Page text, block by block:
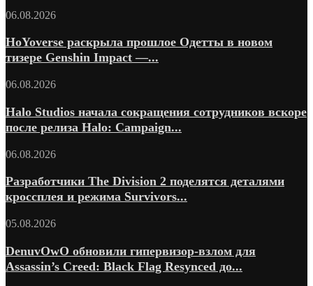
06.08.2026
HoYoverse раскрыла прошлое Одетты в новом
тизере Genshin Impact —...
06.08.2026
Halo Studios начала сокращения сотрудников вскоре
после релиза Halo: Campaign...
06.08.2026
Разработчики The Division 2 поделятся деталями
кроссплея и режима Survivors...
05.08.2026
DenuvOwO обновили гипервизор-взлом для
Assassin’s Creed: Black Flag Resynced до...